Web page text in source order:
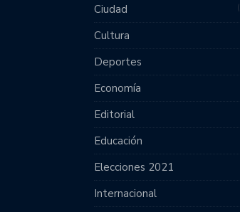
Ciudad
Cultura
Deportes
Economía
Editorial
Educación
Elecciones 2021
Internacional